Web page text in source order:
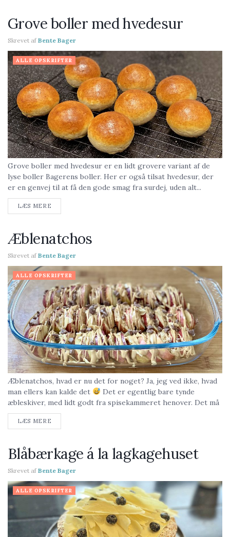
Grove boller med hvedesur
Skrevet af Bente Bager
ALLE OPSKRIFTER
Grove boller med hvedesur er en lidt grovere variant af de
lyse boller Bagerens boller. Her er også tilsat hvedesur, der
er en genvej til at få den gode smag fra surdej, uden alt...
LÆS MERE
Æblenatchos
Skrevet af Bente Bager
ALLE OPSKRIFTER
Æblenatchos, hvad er nu det for noget? Ja, jeg ved ikke, hvad
man ellers kan kalde det
Det er egentlig bare tynde
æbleskiver, med lidt godt fra spisekammeret henover. Det må
gerne være...
LÆS MERE
Blåbærkage á la lagkagehuset
Skrevet af Bente Bager
ALLE OPSKRIFTER